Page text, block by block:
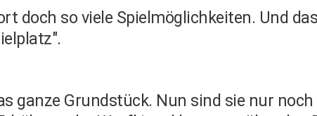
doch so viele Spielmöglichkeiten. Und
ganze Grundstück. Nun sind sie nur